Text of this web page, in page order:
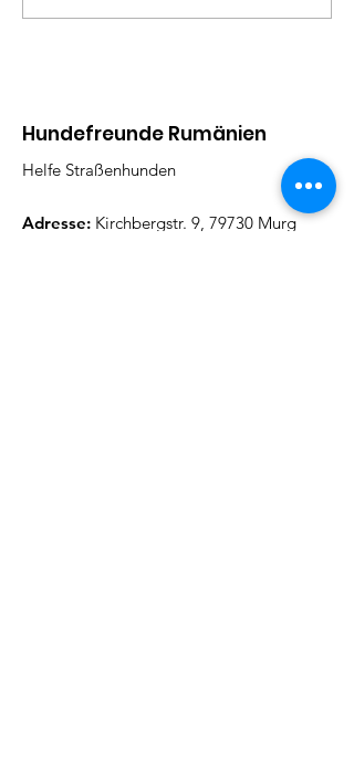
Hundefreunde Rumänien
Helfe Straßenhunden
Adresse: Kirchbergstr. 9, 79730 Murg